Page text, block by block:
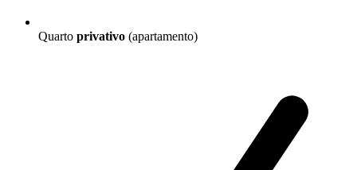
Quarto privativo (apartamento)